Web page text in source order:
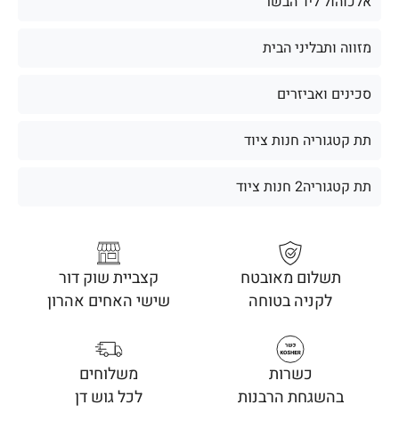
מזווה ותבליני הבית
סכינים ואביזרים
תת קטגוריה חנות ציוד
תת קטגוריה2 חנות ציוד
תשלום מאובטח
לקניה בטוחה
קצביית שוק דור
שישי האחים אהרון
כשרות
בהשגחת הרבנות
משלוחים
לכל גוש דן